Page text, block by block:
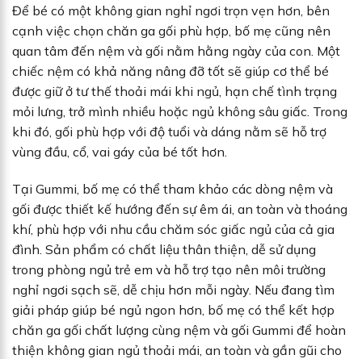
Để bé có một không gian nghỉ ngơi trọn vẹn hơn, bên
cạnh việc chọn chăn ga gối phù hợp, bố mẹ cũng nên
quan tâm đến nệm và gối nằm hằng ngày của con. Một
chiếc nệm có khả năng nâng đỡ tốt sẽ giúp cơ thể bé
được giữ ở tư thế thoải mái khi ngủ, hạn chế tình trạng
mỏi lưng, trở mình nhiều hoặc ngủ không sâu giấc. Trong
khi đó, gối phù hợp với độ tuổi và dáng nằm sẽ hỗ trợ
vùng đầu, cổ, vai gáy của bé tốt hơn.
Tại Gummi, bố mẹ có thể tham khảo các dòng nệm và
gối được thiết kế hướng đến sự êm ái, an toàn và thoáng
khí, phù hợp với nhu cầu chăm sóc giấc ngủ của cả gia
đình. Sản phẩm có chất liệu thân thiện, dễ sử dụng
trong phòng ngủ trẻ em và hỗ trợ tạo nên môi trường
nghỉ ngơi sạch sẽ, dễ chịu hơn mỗi ngày. Nếu đang tìm
giải pháp giúp bé ngủ ngon hơn, bố mẹ có thể kết hợp
chăn ga gối chất lượng cùng nệm và gối Gummi để hoàn
thiện không gian ngủ thoải mái, an toàn và gần gũi cho